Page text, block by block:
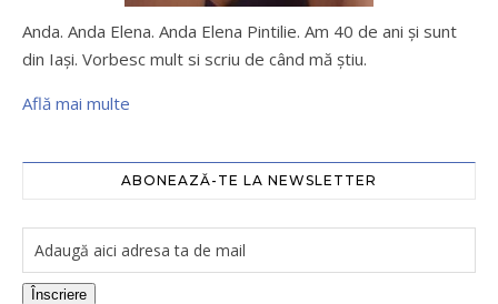
Anda. Anda Elena. Anda Elena Pintilie. Am 40 de ani şi sunt
din Iaşi. Vorbesc mult si scriu de când mă ştiu.
Află mai multe
ABONEAZĂ-TE LA NEWSLETTER
Înscriere